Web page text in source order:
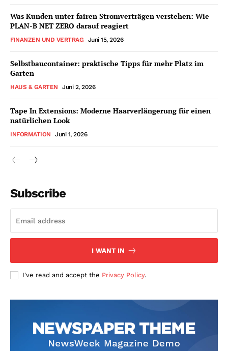
Was Kunden unter fairen Stromverträgen verstehen: Wie
PLAN-B NET ZERO darauf reagiert
FINANZEN UND VERTRAG Juni 15, 2026
Selbstbaucontainer: praktische Tipps für mehr Platz im
Garten
HAUS & GARTEN Juni 2, 2026
Tape In Extensions: Moderne Haarverlängerung für einen
natürlichen Look
INFORMATION Juni 1, 2026
Subscribe
I WANT IN
I've read and accept the Privacy Policy.